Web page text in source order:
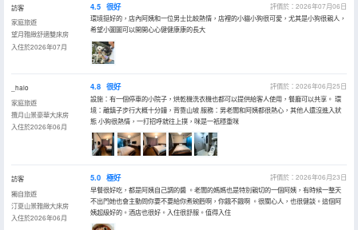
訪客
家庭旅遊
望月雅緻舒適雙床房
入住於2026年07月
4.5 很好
評價於：2026年07月06日
環境挺好的，店內阿姨和一位男士比較熱情，店裡的小貓小狗很可愛，尤其是小狗很親人，
希望小圖圖可以開開心心健健康康的長大
_halo
家庭旅遊
攬月山景豪華大床房
入住於2026年06月
4.8 很好
評價於：2026年06月25日
設施：有一個停車的小院子，烘乾機洗衣機也都可以提供給客人使用，餐廳可以共享。 環
境：離鎮子步行大概十分鐘，背靠山坡 服務：男老闆和阿姨都很熱心，其他人還沒進入狀
態 小狗很熱情，一打招呼就往上撲，咪是一衹穩重咪
訪客
獨自旅遊
汀夏山景雅緻大床房
入住於2026年06月
5.0 極好
評價於：2026年06月23日
早餐很好吃，都是阿姨自己調的醬 。老闆的媽媽也是特別親切的一個阿姨，有時候一整天
不出門她也會主動問你要不要給你煮碗麪啊，你餓不餓啊 。很關心人，也很健談。這個阿
姨超級好的。酒店也很好。入住很舒服。值得入住